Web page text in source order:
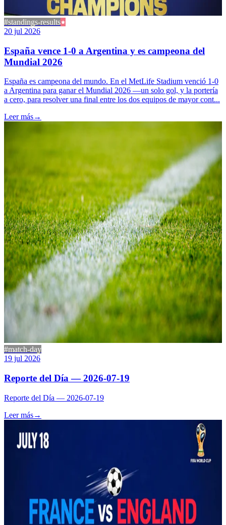
#standings-results
20 jul 2026
España vence 1-0 a Argentina y es campeona del
Mundial 2026
España es campeona del mundo. En el MetLife Stadium venció 1-0
a Argentina para ganar el Mundial 2026 —un solo gol, y la portería
a cero, para resolver una final entre los dos equipos de mayor cont...
Leer más→
#match-day
19 jul 2026
Reporte del Día — 2026-07-19
Reporte del Día — 2026-07-19
Leer más→